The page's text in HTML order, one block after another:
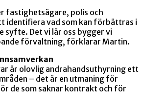
fastighetsägare, polis och
identifiera vad som kan förbättras i
Det vi lär oss bygger vi
förvaltning, förklarar Martin.
är olovlig andrahandsuthyrning ett
– det är en utmaning för
de som saknar kontrakt och för